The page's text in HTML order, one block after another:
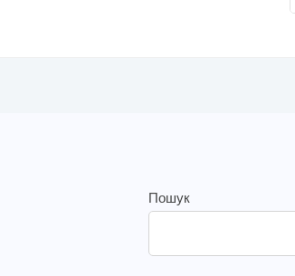
Пошук